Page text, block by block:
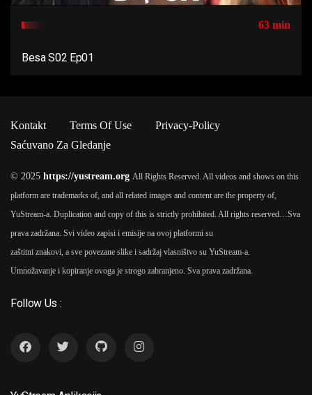
63 min
Besa S02 Ep01
Kontakt Terms Of Use
Privacy-Policy
Saćuvano Za Gledanje
© 2025 https://yustream.org All Rights Reserved. All videos and shows on this
platform are trademarks of, and all related images and content are the property of,
YuStream-a. Duplication and copy of this is strictly prohibited. All rights reserved…Sva
prava zadržana. Svi video zapisi i emisije na ovoj platformi su
zaštitni znakovi, a sve povezane slike i sadržaj vlasništvo su YuStream-a.
Umnožavanje i kopiranje ovoga je strogo zabranjeno. Sva prava zadržana.
Follow Us :